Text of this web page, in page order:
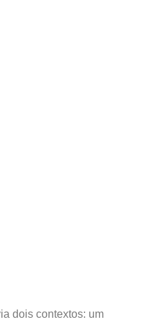
dois contextos: um